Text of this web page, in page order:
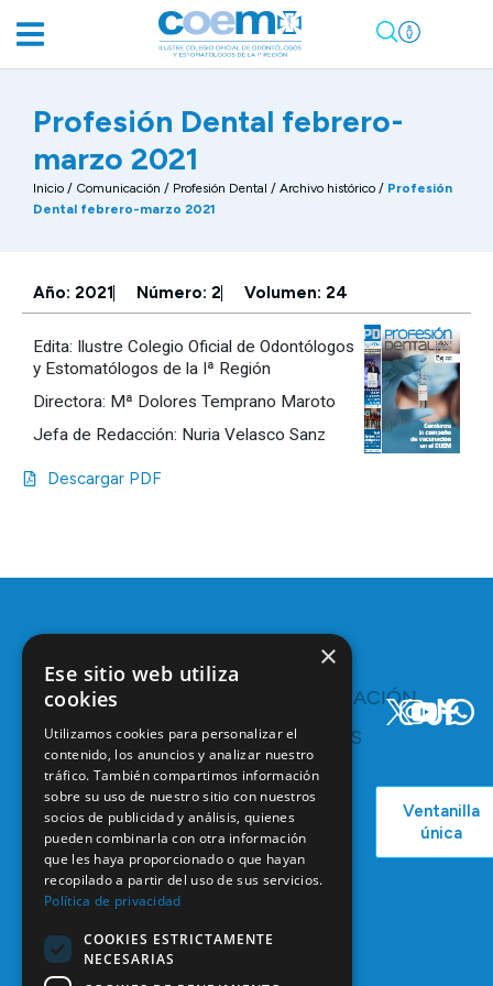
Profesión Dental febrero-
marzo 2021
Inicio / Comunicación / Profesión Dental / Archivo histórico / Profesión
Dental febrero-marzo 2021
Año: 2021 Número: 2 Volumen: 24
Edita: Ilustre Colegio Oficial de Odontólogos
y Estomatólogos de la Iª Región
Directora: Mª Dolores Temprano Maroto
Jefa de Redacción: Nuria Velasco Sanz
Descargar PDF
C/ Mauricio
Legendre,
28046
Madrid
informacion@coem.org.es
Servicios y
Ventajas
Bolsa de
Empleo
Formación
Continuada
Tablón de
anuncios
COMUNICACIÓN
RECURSOS
Campañas
COEM
Podcast
Actualidad
Ventanilla
única
×
Ese sitio web utiliza
cookies
Utilizamos cookies para personalizar el
contenido, los anuncios y analizar nuestro
tráfico. También compartimos información
sobre su uso de nuestro sitio con nuestros
socios de publicidad y análisis, quienes
pueden combinarla con otra información
que les haya proporcionado o que hayan
recopilado a partir del uso de sus servicios.
Política de privacidad
COOKIES ESTRICTAMENTE
NECESARIAS